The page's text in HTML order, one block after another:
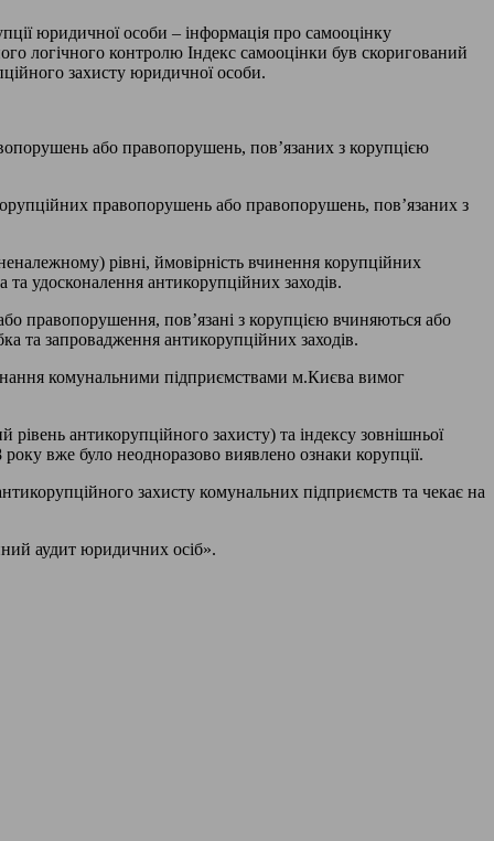
юридичної особи – інформація про самооцінку
логічного контролю Індекс самооцінки був скоригований
захисту юридичної особи.
або правопорушень, пов’язаних з корупцією
правопорушень або правопорушень, пов’язаних з
рівні, ймовірність вчинення корупційних
удосконалення антикорупційних заходів.
правопорушення, пов’язані з корупцією вчиняються або
та запровадження антикорупційних заходів.
комунальними підприємствами м.Києва вимог
антикорупційного захисту) та індексу зовнішньої
вже було неодноразово виявлено ознаки корупції.
захисту комунальних підприємств та чекає на
аудит юридичних осіб».